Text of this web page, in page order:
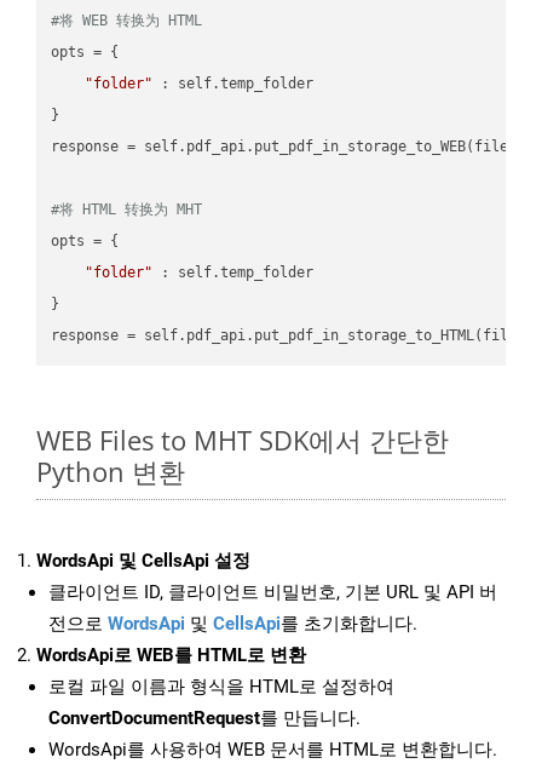
#将 WEB 转换为 HTML
opts = {
"folder" : self.temp_folder
}
response =
#将 HTML 转换为 MHT
opts = {
"folder" : self.temp_folder
}
WEB Files to MHT SDK에서 간단한
Python 변환
WordsApi 및 CellsApi 설정
클라이언트 ID, 클라이언트 비밀번호, 기본 URL 및 API 버
전으로 WordsApi 및 CellsApi를 초기화합니다.
WordsApi로 WEB를 HTML로 변환
로컬 파일 이름과 형식을 HTML로 설정하여
ConvertDocumentRequest를 만듭니다.
WordsApi를 사용하여 WEB 문서를 HTML로 변환합니다.